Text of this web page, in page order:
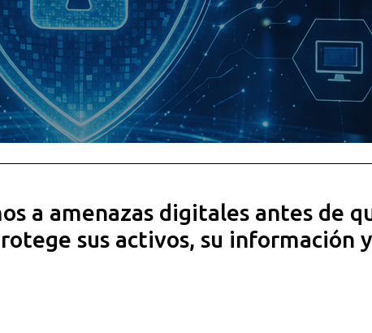
a amenazas digitales antes de
sus activos, su información